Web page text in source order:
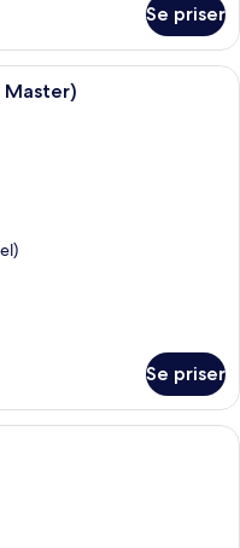
Se priser
av topp kvalitet, dundyner
Master)
Se priser
av topp kvalitet, dundyner